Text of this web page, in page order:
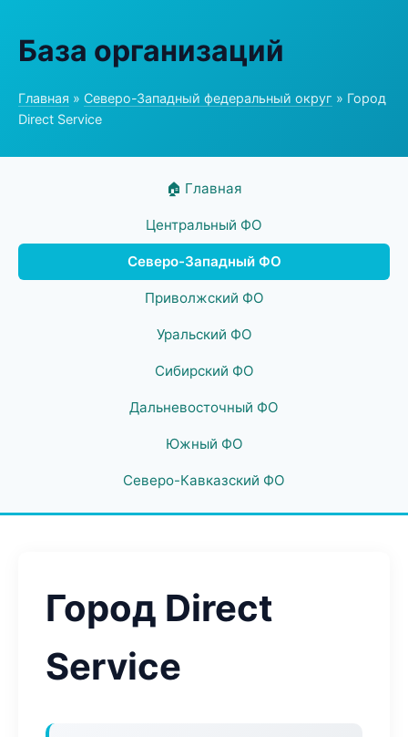
База организаций
Главная » Северо-Западный федеральный округ » Город
Direct Service
🏠 Главная
Центральный ФО
Северо-Западный ФО
Приволжский ФО
Уральский ФО
Сибирский ФО
Дальневосточный ФО
Южный ФО
Северо-Кавказский ФО
Город Direct
Service